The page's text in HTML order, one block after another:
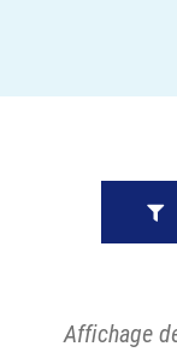
Affichage